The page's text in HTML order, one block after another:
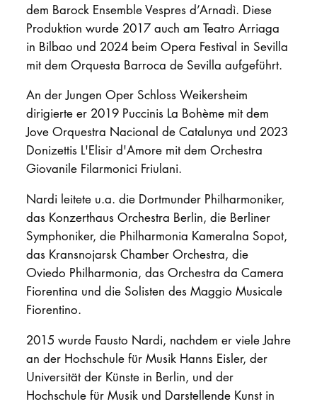
dem Barock Ensemble Vespres d’Arnadì. Diese
Produktion wurde 2017 auch am Teatro Arriaga
in Bilbao und 2024 beim Opera Festival in Sevilla
mit dem Orquesta Barroca de Sevilla aufgeführt.
An der Jungen Oper Schloss Weikersheim
dirigierte er 2019 Puccinis La Bohème mit dem
Jove Orquestra Nacional de Catalunya und 2023
Donizettis L'Elisir d'Amore mit dem Orchestra
Giovanile Filarmonici Friulani.
Nardi leitete u.a. die Dortmunder Philharmoniker,
das Konzerthaus Orchestra Berlin, die Berliner
Symphoniker, die Philharmonia Kameralna Sopot,
das Kransnojarsk Chamber Orchestra, die
Oviedo Philharmonia, das Orchestra da Camera
Fiorentina und die Solisten des Maggio Musicale
Fiorentino.
2015 wurde Fausto Nardi, nachdem er viele Jahre
an der Hochschule für Musik Hanns Eisler, der
Universität der Künste in Berlin, und der
Hochschule für Musik und Darstellende Kunst in